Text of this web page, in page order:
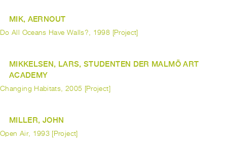
MIK, AERNOUT
Do All Oceans Have Walls?, 1998 [Project]
MIKKELSEN, LARS, STUDENTEN DER MALMÖ ART
ACADEMY
Changing Habitats, 2005 [Project]
MILLER, JOHN
Open Air, 1993 [Project]